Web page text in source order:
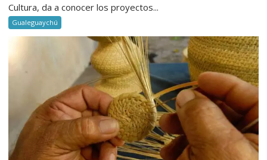
Cultura, da a conocer los proyectos...
Gualeguaychú